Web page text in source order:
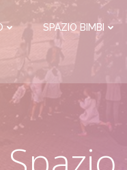
SPAZIO BIMBI